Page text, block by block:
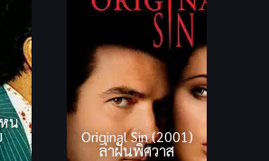
น
Original Sin (2001)
ล่าฝันพิศวาส